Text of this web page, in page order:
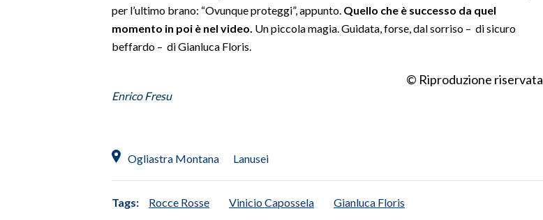
per l’ultimo brano: “Ovunque proteggi”, appunto. Quello che è successo da quel
momento in poi è nel video. Un piccola magia. Guidata, forse, dal sorriso – di sicuro
beffardo – di Gianluca Floris.
© Riproduzione riservata
Enrico Fresu
Ogliastra Montana Lanusei
Tags: Rocce Rosse Vinicio Capossela Gianluca Floris